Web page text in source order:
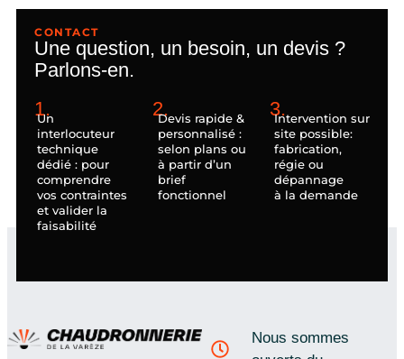
CONTACT
Une question, un besoin, un devis ?
Parlons-en.
1.
Un
interlocuteur
technique
dédié : pour
comprendre
vos contraintes
et valider la
faisabilité
2.
Devis rapide &
personnalisé :
selon plans ou
à partir d’un
brief
fonctionnel
3.
Intervention sur
site possible:
fabrication,
régie ou
dépannage
à la demande
Nous sommes